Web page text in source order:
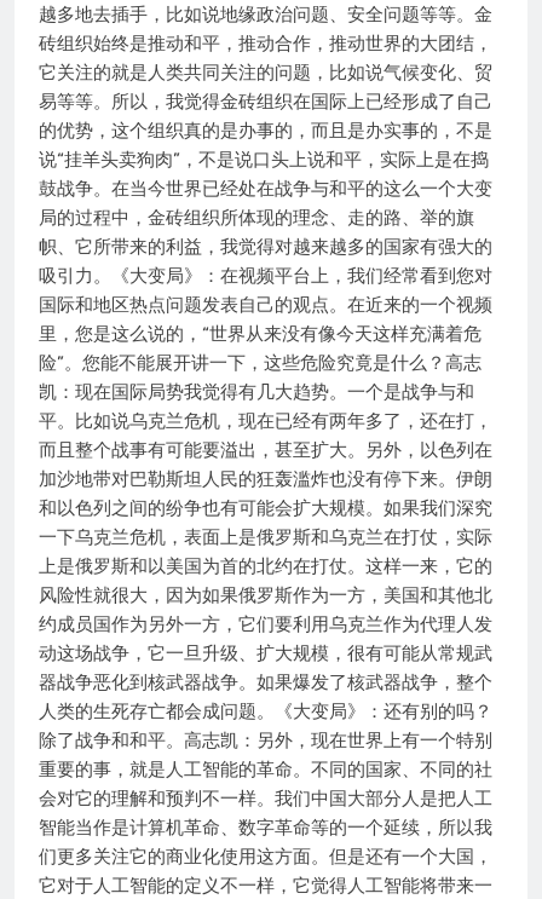
越多地去插手，比如说地缘政治问题、安全问题等等。金
砖组织始终是推动和平，推动合作，推动世界的大团结，
它关注的就是人类共同关注的问题，比如说气候变化、贸
易等等。所以，我觉得金砖组织在国际上已经形成了自己
的优势，这个组织真的是办事的，而且是办实事的，不是
说“挂羊头卖狗肉”，不是说口头上说和平，实际上是在捣
鼓战争。在当今世界已经处在战争与和平的这么一个大变
局的过程中，金砖组织所体现的理念、走的路、举的旗
帜、它所带来的利益，我觉得对越来越多的国家有强大的
吸引力。《大变局》：在视频平台上，我们经常看到您对
国际和地区热点问题发表自己的观点。在近来的一个视频
里，您是这么说的，“世界从来没有像今天这样充满着危
险”。您能不能展开讲一下，这些危险究竟是什么？高志
凯：现在国际局势我觉得有几大趋势。一个是战争与和
平。比如说乌克兰危机，现在已经有两年多了，还在打，
而且整个战事有可能要溢出，甚至扩大。另外，以色列在
加沙地带对巴勒斯坦人民的狂轰滥炸也没有停下来。伊朗
和以色列之间的纷争也有可能会扩大规模。如果我们深究
一下乌克兰危机，表面上是俄罗斯和乌克兰在打仗，实际
上是俄罗斯和以美国为首的北约在打仗。这样一来，它的
风险性就很大，因为如果俄罗斯作为一方，美国和其他北
约成员国作为另外一方，它们要利用乌克兰作为代理人发
动这场战争，它一旦升级、扩大规模，很有可能从常规武
器战争恶化到核武器战争。如果爆发了核武器战争，整个
人类的生死存亡都会成问题。《大变局》：还有别的吗？
除了战争和和平。高志凯：另外，现在世界上有一个特别
重要的事，就是人工智能的革命。不同的国家、不同的社
会对它的理解和预判不一样。我们中国大部分人是把人工
智能当作是计算机革命、数字革命等的一个延续，所以我
们更多关注它的商业化使用这方面。但是还有一个大国，
它对于人工智能的定义不一样，它觉得人工智能将带来一